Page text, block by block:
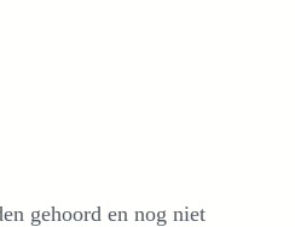
gehoord en nog niet